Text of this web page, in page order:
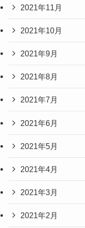
2021年11月
2021年10月
2021年9月
2021年8月
2021年7月
2021年6月
2021年5月
2021年4月
2021年3月
2021年2月